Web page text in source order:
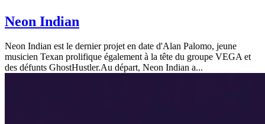
Neon Indian
Neon Indian est le dernier projet en date d'Alan Palomo, jeune
musicien Texan prolifique également à la tête du groupe VEGA et
des défunts GhostHustler.Au départ, Neon Indian a...